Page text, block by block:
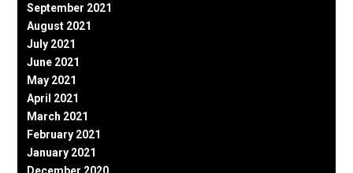
September 2021
August 2021
July 2021
June 2021
May 2021
April 2021
March 2021
February 2021
January 2021